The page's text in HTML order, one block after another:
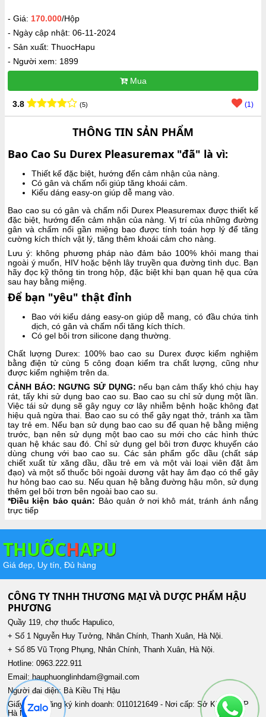
- Giá: 170.000/Hộp
- Ngày cập nhật: 06-11-2024
- Sản xuất: ThuocHapu
- Người xem: 1899
Mua
3.8 (5) (1)
THÔNG TIN SẢN PHẨM
Bao Cao Su Durex Pleasuremax "đã" là vì:
Thiết kế đặc biệt, hướng đến cảm nhận của nàng.
Có gân và chấm nổi giúp tăng khoái cảm.
Kiểu dáng easy-on giúp dễ mang vào.
Bao cao su có gân và chấm nổi Durex Pleasuremax được thiết kế
đặc biệt, hướng đến cảm nhận của nàng. Vị trí của những đường
gân và chấm nổi gần miệng bao được tính toán hợp lý để tăng
cường kích thích vật lý, tăng thêm khoái cảm cho nàng.
Lưu ý: không phương pháp nào đảm bảo 100% khỏi mang thai
ngoài ý muốn, HIV hoặc bệnh lây truyền qua đường tình dục. Bạn
hãy đọc kỹ thông tin trong hộp, đặc biệt khi bạn quan hệ qua cửa
sau hay bằng miệng.
Để bạn "yêu" thật đỉnh
Bao với kiểu dáng easy-on giúp dễ mang, có đầu chứa tinh
dịch, có gân và chấm nổi tăng kích thích.
Có gel bôi trơn silicone dạng thường.
Chất lượng Durex: 100% bao cao su Durex được kiểm nghiệm
bằng điện tử cùng 5 công đoạn kiểm tra chất lượng, cũng như
được kiểm nghiệm trên da.
CẢNH BÁO: NGƯNG SỬ DỤNG: nếu bạn cảm thấy khó chịu hay
rát, tấy khi sử dụng bao cao su. Bao cao su chỉ sử dụng một lần.
Việc tái sử dụng sẽ gây nguy cơ lây nhiễm bệnh hoặc không đạt
hiệu quả ngừa thai. Bao cao su có thể gây ngạt thở, tránh xa tầm
tay trẻ em. Nếu bạn sử dụng bao cao su để quan hệ bằng miệng
trước, bạn nên sử dụng một bao cao su mới cho các hình thức
quan hệ khác sau đó. Chỉ sử dụng gel bôi trơn được khuyến cáo
dùng chung với bao cao su. Các sản phẩm gốc dầu (chất sáp
chiết xuất từ xăng dầu, dầu trẻ em và một vài loại viên đặt âm
đạo) và một số thuốc bôi ngoài dương vật hay âm đạo có thể gây
hư hỏng bao cao su. Nếu quan hệ bằng đường hậu môn, sử dụng
thêm gel bôi trơn bên ngoài bao cao su.
*Điều kiện bảo quản: Bảo quản ở nơi khô mát, tránh ánh nắng
trực tiếp
THUỐCHAPU
Giá đẹp, Uy tín, Đủ hàng
CÔNG TY TNHH THƯƠNG MẠI VÀ DƯỢC PHẨM HẬU
PHƯƠNG
Quầy 119, chợ thuốc Hapulico,
+ Số 1 Nguyễn Huy Tưởng, Nhân Chính, Thanh Xuân, Hà Nội.
+ Số 85 Vũ Trọng Phụng, Nhân Chính, Thanh Xuân, Hà Nội.
Hotline: 0963.222.911
Email: hauphuonglinhdam@gmail.com
Người đại diện: Bà Kiều Thị Hậu
Giấy phép đăng ký kinh doanh: 0110121649 - Nơi cấp: Sở KH&ĐT TP
Hà Nội